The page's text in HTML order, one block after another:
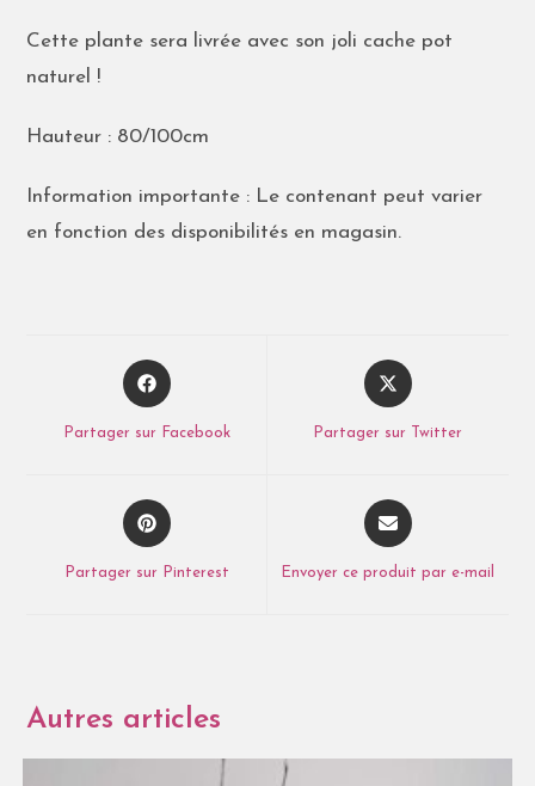
Cette plante sera livrée avec son joli cache pot
naturel !
Hauteur : 80/100cm
Information importante : Le contenant peut varier
en fonction des disponibilités en magasin.
Partager sur Facebook Partager sur Twitter
Partager sur Pinterest Envoyer ce produit par e-mail
Autres articles